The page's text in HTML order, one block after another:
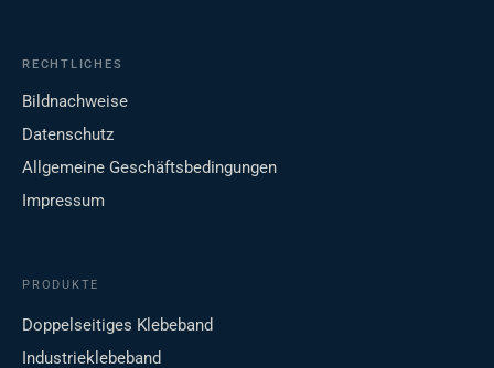
RECHTLICHES
Bildnachweise
Datenschutz
Allgemeine Geschäftsbedingungen
Impressum
PRODUKTE
Doppelseitiges Klebeband
Industrieklebeband